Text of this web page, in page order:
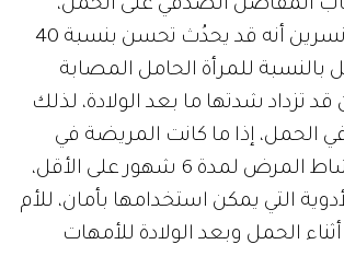
المفاصل الصدفي على الحمل،
توضح الدكتورة نسرين أنه قد يحدُث تحسن بنسبة 40
بالنسبة للمرأة الحامل المصابة
تزداد شدتها ما بعد الولادة، لذلك
الحمل، إذا ما كانت المريضة في
حالة من عدم نشاط المرض لمدة 6 شهور على الأقل،
التي يمكن استخدامها بأمان، للأم
الحمل وبعد الولادة للأمهات